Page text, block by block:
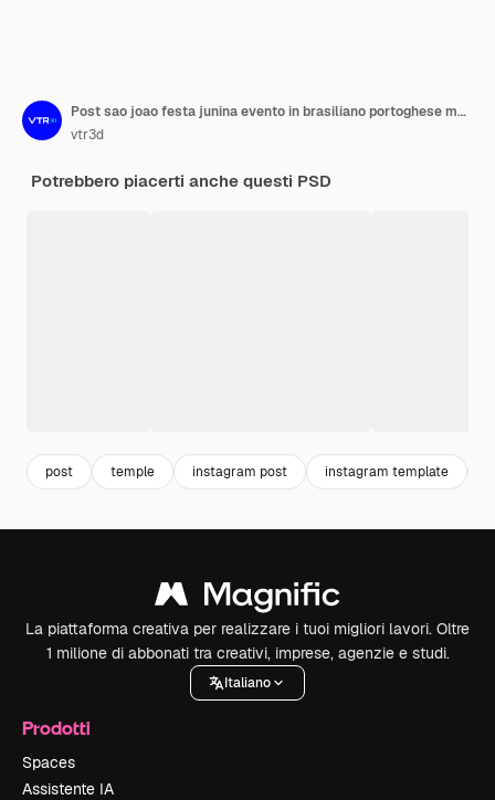
Post sao joao festa junina evento in brasiliano portoghese modello di social media
vtr3d
Potrebbero piacerti anche questi PSD
post temple instagram post instagram template
La piattaforma creativa per realizzare i tuoi migliori lavori. Oltre
1 milione di abbonati tra creativi, imprese, agenzie e studi.
Italiano
Prodotti
Spaces
Assistente IA